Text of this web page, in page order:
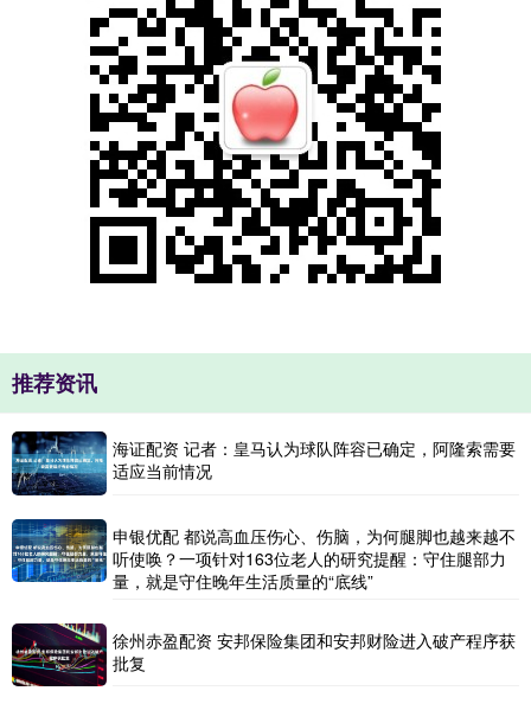
推荐资讯
海证配资 记者：皇马认为球队阵容已确定，阿隆索需要
适应当前情况
申银优配 都说高血压伤心、伤脑，为何腿脚也越来越不
听使唤？一项针对163位老人的研究提醒：守住腿部力
量，就是守住晚年生活质量的“底线”
徐州赤盈配资 安邦保险集团和安邦财险进入破产程序获
批复